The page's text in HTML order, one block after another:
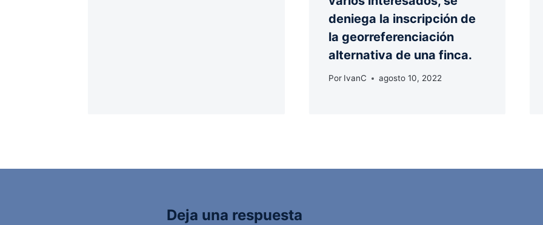
deniega la inscripción de
la georreferenciación
alternativa de una finca.
Por IvanC agosto 10, 2022
Deja una respuesta